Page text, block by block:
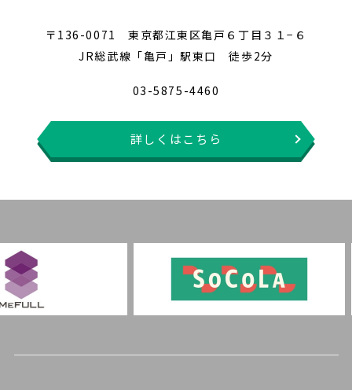
〒136-0071 東京都江東区亀戸６丁目３１−６
JR総武線「亀戸」駅東口 徒歩2分
03-5875-4460
詳しくはこちら